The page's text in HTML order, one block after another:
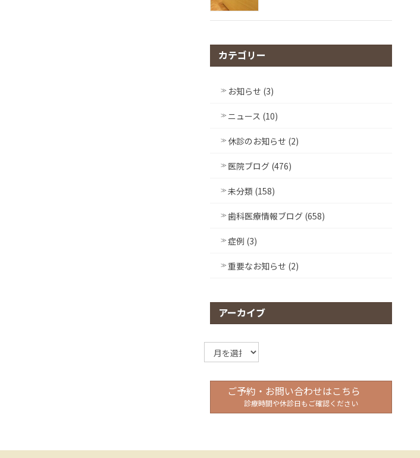
カテゴリー
お知らせ (3)
ニュース (10)
休診のお知らせ (2)
医院ブログ (476)
未分類 (158)
歯科医療情報ブログ (658)
症例 (3)
重要なお知らせ (2)
アーカイブ
ア
ー
イ
ご予約・お問い合わせはこちら
診療時間や休診日もご確認ください